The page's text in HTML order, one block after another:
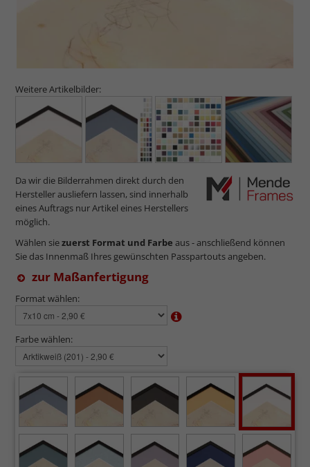
Weitere Artikelbilder:
Da wir die Bilderrahmen direkt durch den
Hersteller ausliefern lassen, sind innerhalb
eines Auftrags nur Artikel eines Herstellers
möglich.
Wählen siezuerst Format und Farbe aus - anschließend können
Sie das Innenmaß Ihres gewünschten Passpartouts angeben.
zur Maßanfertigung
Format wählen:
Farbe wählen: